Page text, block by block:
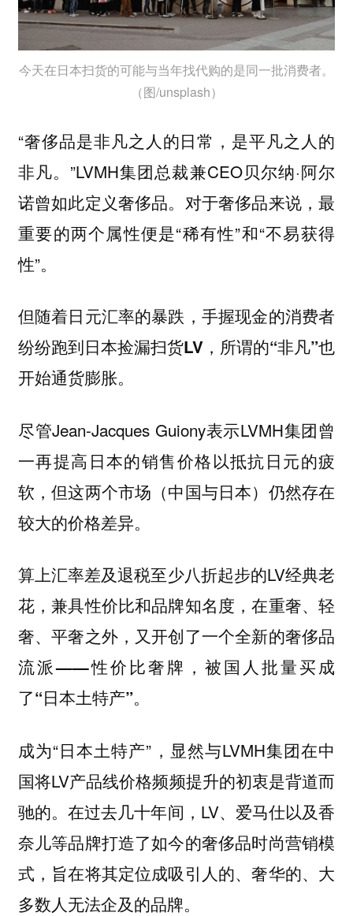
今天在日本扫货的可能与当年找代购的是同一批消费者。
（图/unsplash）
“奢侈品是非凡之人的日常，是平凡之人的
非凡。”LVMH集团总裁兼CEO贝尔纳·阿尔
诺曾如此定义奢侈品。对于奢侈品来说，最
重要的两个属性便是“稀有性”和“不易获得
性”。
但随着日元汇率的暴跌， 手握现金的消费者
纷纷跑到日本捡漏扫货LV，所谓的“非凡”也
开始通货膨胀。
尽管Jean-Jacques Guiony表示LVMH集团曾
一再提高日本的销售价格以抵抗日元的疲
软，但这两个市场（中国与日本）仍然存在
较大的价格差异。
算上汇率差及退税至少八折起步的LV经典老
花，兼具性价比和品牌知名度，在重奢、轻
奢、平奢之外，又开创了一个全新的奢侈品
流派——性价比奢牌，被国人批量买成
了“日本土特产”。
成为“日本土特产”，显然与LVMH集团在中
国将LV产品线价格频频提升的初衷是背道而
驰的。在过去几十年间，LV、爱马仕以及香
奈儿等品牌打造了如今的奢侈品时尚营销模
式，旨在将其定位成吸引人的、奢华的、大
多数人无法企及的品牌。